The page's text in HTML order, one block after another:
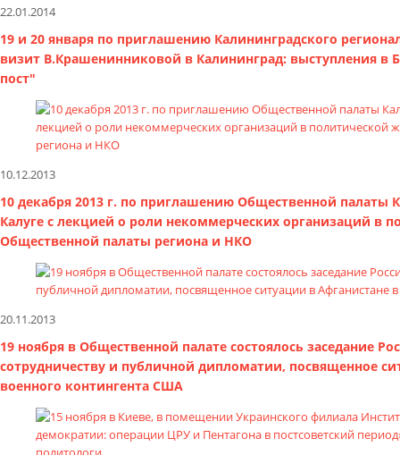
22.01.2014
19 и 20 января по приглашению Калининградского
визит В.Крашенинниковой в Калининград: выступления в
пост"
10.12.2013
10 декабря 2013 г. по приглашению Общественной
Калуге с лекцией о роли некоммерческих организаций в
Общественной палаты региона и НКО
20.11.2013
19 ноября в Общественной палате состоялось заседание
сотрудничеству и публичной дипломатии, посвященное
военного контингента США